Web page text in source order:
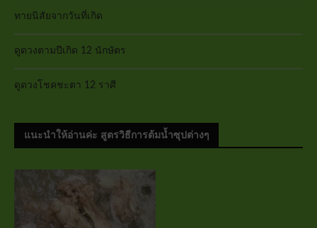
ทายนิสัยจากวันที่เกิด
ดูดวงตามปีเกิด 12 นักษัตร
ดูดวงโชคชะตา 12 ราศี
แนะนำให้อ่านค่ะ สูตรวิธีการต้มน้ำซุปต่างๆ